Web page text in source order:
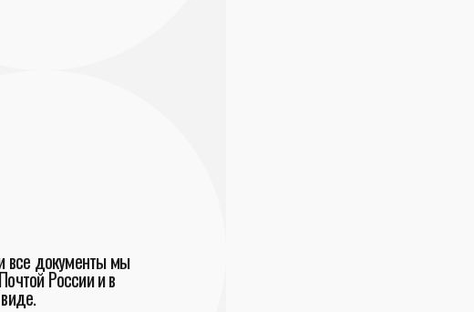
все документы мы
России и в